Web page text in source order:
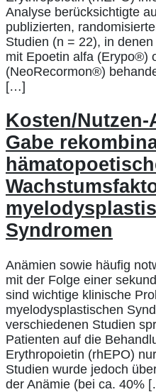
Analyse berücksichtigte
publizierten,
Studien (n = 22), in
mit Epoetin alfa (Erypo®)
(NeoRecormon®)
[…]
Kosten/Nutzen-
Gabe
Syndromen
Anämien sowie häufig
mit der Folge einer
sind wichtige klinische
myelodysplastischen
verschiedenen Studien
Patienten auf die
Erythropoietin (rhEPO)
Studien wurde jedoch
der Anämie (bei ca. 40%